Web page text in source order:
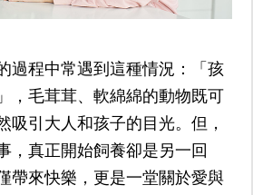
過程中常遇到這種情況：「孩
，毛茸茸、軟綿綿的動物既可
吸引大人和孩子的目光。但，
，真正開始飼養卻是另一回
帶來快樂，更是一堂關於愛與